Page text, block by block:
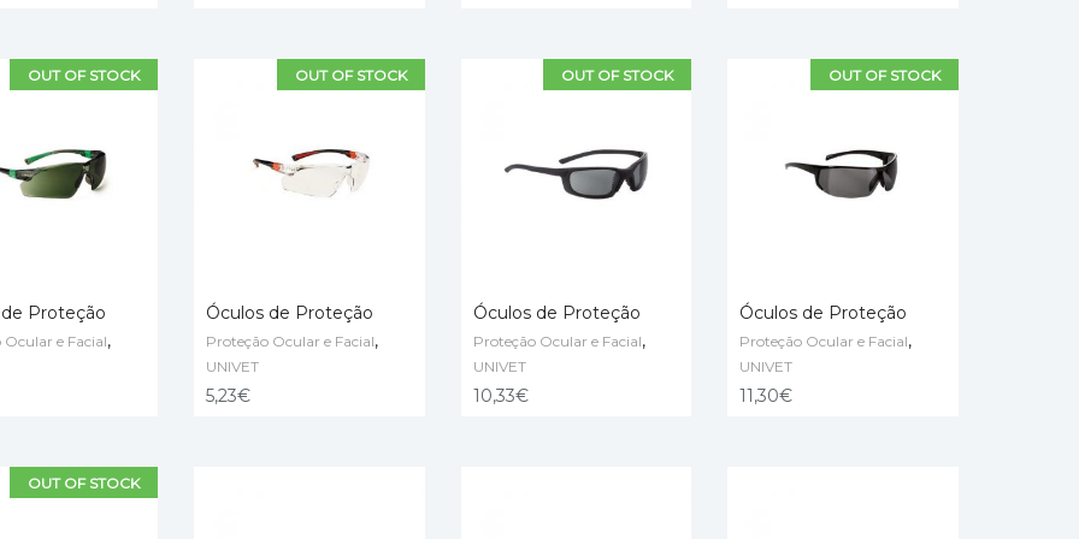
OUT OF STOCK
Proteção
Ocular e Facial,
OUT OF STOCK
READ MORE
Óculos de Proteção
Proteção Ocular e Facial,
UNIVET
5,23€
OUT OF STOCK
READ MORE
Óculos de Proteção
Proteção Ocular e Facial,
UNIVET
10,33€
OUT OF STOCK
READ MORE
Óculos de Proteção
Proteção Ocular e Facial,
UNIVET
11,30€
OUT OF STOCK